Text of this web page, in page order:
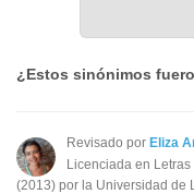
¿Estos sinónimos
Existen sinónimos
Ninguno de los
Revisado por Eliza
Licenciada en
(2013) por la Universidad de